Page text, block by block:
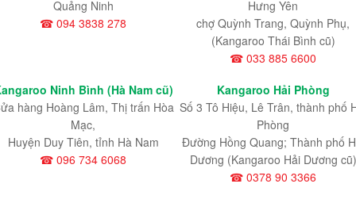
Quảng Ninh
☎ 094 3838 278
Hưng Yên
chợ Quỳnh Trang, Quỳnh Phụ,
(Kangaroo Thái Bình cũ)
☎ 033 885 6600
Ninh Bình (Hà Nam cũ)
hàng Hoàng Lâm, Thị trấn Hòa
Mạc,
Huyện Duy Tiên, tỉnh Hà Nam
☎ 096 734 6068
Kangaroo Hải Phòng
Số 3 Tô Hiệu, Lê Trân, thành phố
Phòng
Đường Hồng Quang; Thành phố
Dương (Kangaroo Hải Dương cũ)
☎ 0378 90 3366